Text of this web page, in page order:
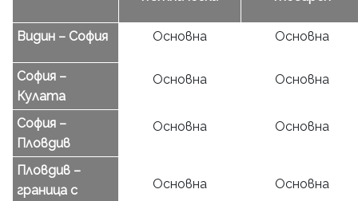
Видин – София Основна Основна
София –
Кулата
Основна Основна
София –
Пловдив
Основна Основна
Пловдив –
граница с
Основна Основна